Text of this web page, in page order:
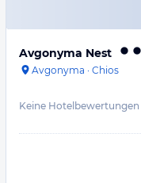
Avgonyma Nest
Avgonyma · Chios
Keine Hotelbewertungen